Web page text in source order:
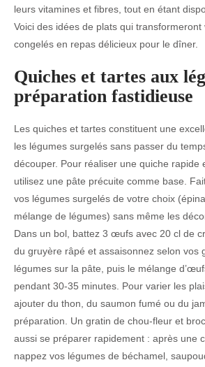
leurs vitamines et fibres, tout en étant
Voici des idées de plats qui transformeront
congelés en repas délicieux pour le dîner.
Quiches et tartes aux
préparation fastidieuse
Les quiches et tartes constituent une
les légumes surgelés sans passer du
découper. Pour réaliser une quiche rapide
utilisez une pâte précuite comme base.
vos légumes surgelés de votre choix
mélange de légumes) sans même les
Dans un bol, battez 3 œufs avec 20 cl de
du gruyère râpé et assaisonnez selon vos
légumes sur la pâte, puis le mélange
pendant 30-35 minutes. Pour varier les
ajouter du thon, du saumon fumé ou du
préparation. Un gratin de chou-fleur et
aussi se préparer rapidement : après une
nappez vos légumes de béchamel,